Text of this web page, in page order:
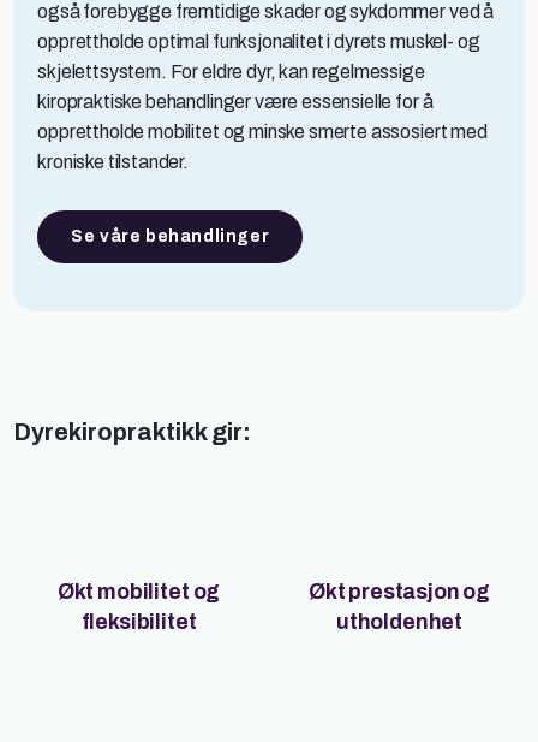
også forebygge fremtidige skader og sykdommer ved å
opprettholde optimal funksjonalitet i dyrets muskel- og
skjelettsystem. For eldre dyr, kan regelmessige
kiropraktiske behandlinger være essensielle for å
opprettholde mobilitet og minske smerte assosiert med
kroniske tilstander.
Se våre behandlinger
Dyrekiropraktikk gir:
Økt mobilitet og
fleksibilitet
Økt prestasjon og
utholdenhet